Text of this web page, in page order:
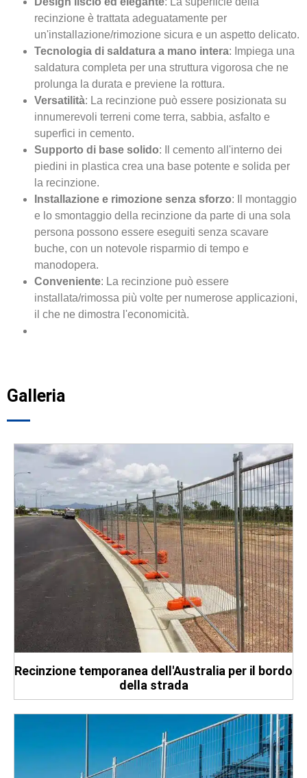
recinzione è trattata adeguatamente per
un'installazione/rimozione sicura e un aspetto delicato.
Tecnologia di saldatura a mano intera: Impiega una
saldatura completa per una struttura vigorosa che ne
prolunga la durata e previene la rottura.
Versatilità: La recinzione può essere posizionata su
innumerevoli terreni come terra, sabbia, asfalto e
superfici in cemento.
Supporto di base solido: Il cemento all'interno dei
piedini in plastica crea una base potente e solida per
la recinzione.
Installazione e rimozione senza sforzo: Il montaggio
e lo smontaggio della recinzione da parte di una sola
persona possono essere eseguiti senza scavare
buche, con un notevole risparmio di tempo e
manodopera.
Conveniente: La recinzione può essere
installata/rimossa più volte per numerose applicazioni,
il che ne dimostra l'economicità.
Galleria
Recinzione temporanea dell'Australia per il bordo
della strada